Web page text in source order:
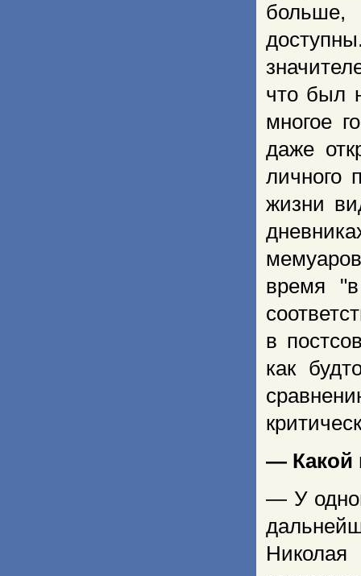
больше,
что был
многое
даже
личного
жизни
время
в
как
— Какой
— У